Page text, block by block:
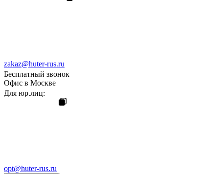
zakaz@huter-rus.ru
Бесплатный звонок
Офис в Москве
Для юр.лиц:
opt@huter-rus.ru